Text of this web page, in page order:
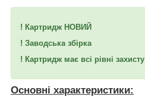
! Картридж НОВИЙ
! Заводська збірка
! Картридж має всі рівні захисту
Основні характеристики: